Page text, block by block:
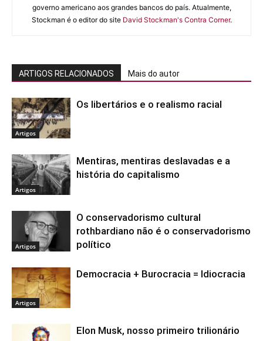
governo americano aos grandes bancos do país. Atualmente,
Stockman é o editor do site David Stockman's Contra Corner.
ARTIGOS RELACIONADOS Mais do autor
Artigos
Os libertários e o realismo racial
Artigos
Mentiras, mentiras deslavadas e a
história do capitalismo
Artigos
O conservadorismo cultural
rothbardiano não é o conservadorismo
político
Artigos
Democracia + Burocracia = Idiocracia
Elon Musk, nosso primeiro trilionário